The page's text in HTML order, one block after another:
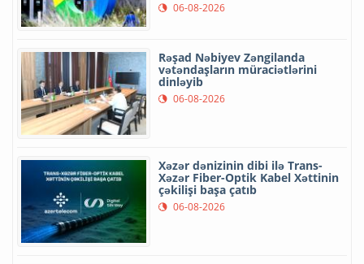
06-08-2026
Rəşad Nəbiyev Zəngilanda
vətəndaşların müraciətlərini
dinləyib
06-08-2026
Xəzər dənizinin dibi ilə Trans-
Xəzər Fiber-Optik Kabel Xəttinin
çəkilişi başa çatıb
06-08-2026